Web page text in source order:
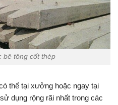
bê tông cốt thép
thể tại xưởng hoặc ngay tại
dụng rộng rãi nhất trong các